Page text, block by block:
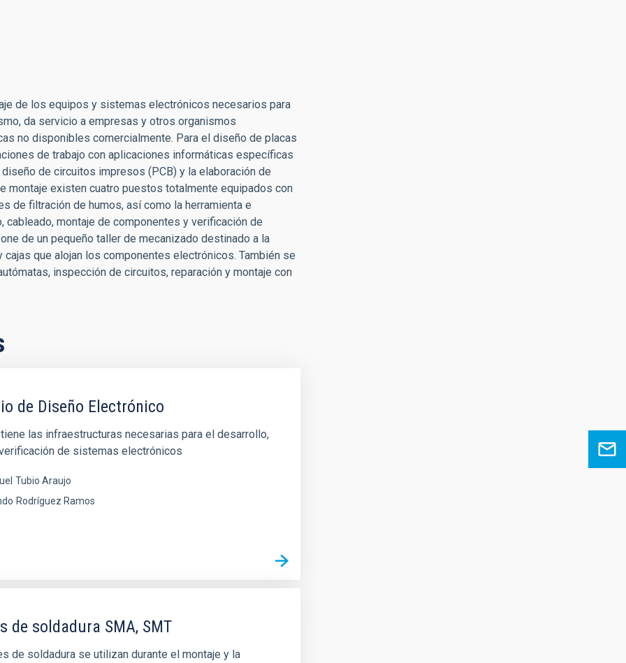
de los equipos y sistemas electrónicos necesarios para
da servicio a empresas y otros organismos
no disponibles comercialmente. Para el diseño de placas
de trabajo con aplicaciones informáticas específicas
de circuitos impresos (PCB) y la elaboración de
montaje existen cuatro puestos totalmente equipados con
de filtración de humos, así como la herramienta e
cableado, montaje de componentes y verificación de
de un pequeño taller de mecanizado destinado a la
que alojan los componentes electrónicos. También se
inspección de circuitos, reparación y montaje con
de Diseño Electrónico
las infraestructuras necesarias para el desarrollo,
de sistemas electrónicos
Tubio Araujo
Rodríguez Ramos
de soldadura SMA, SMT
de soldadura se utilizan durante el montaje y la